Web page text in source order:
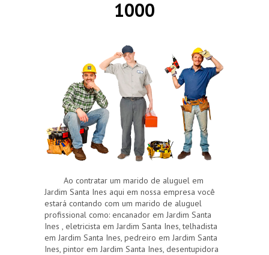
1000
Ao contratar um marido de aluguel em
Jardim Santa Ines aqui em nossa empresa você
estará contando com um marido de aluguel
profissional como: encanador em Jardim Santa
Ines , eletricista em Jardim Santa Ines, telhadista
em Jardim Santa Ines, pedreiro em Jardim Santa
Ines, pintor em Jardim Santa Ines, desentupidora